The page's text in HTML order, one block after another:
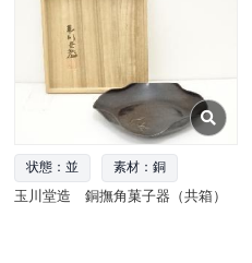
状態：並 素材：銅
玉川堂造 銅撫角菓子器（共箱）